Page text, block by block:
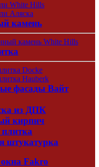
White Hills
Аляска
камень
камень White Hills
Docke
Hauberk
фасады Вайт
из ДПК
кирпич
штукатурка
Fakro